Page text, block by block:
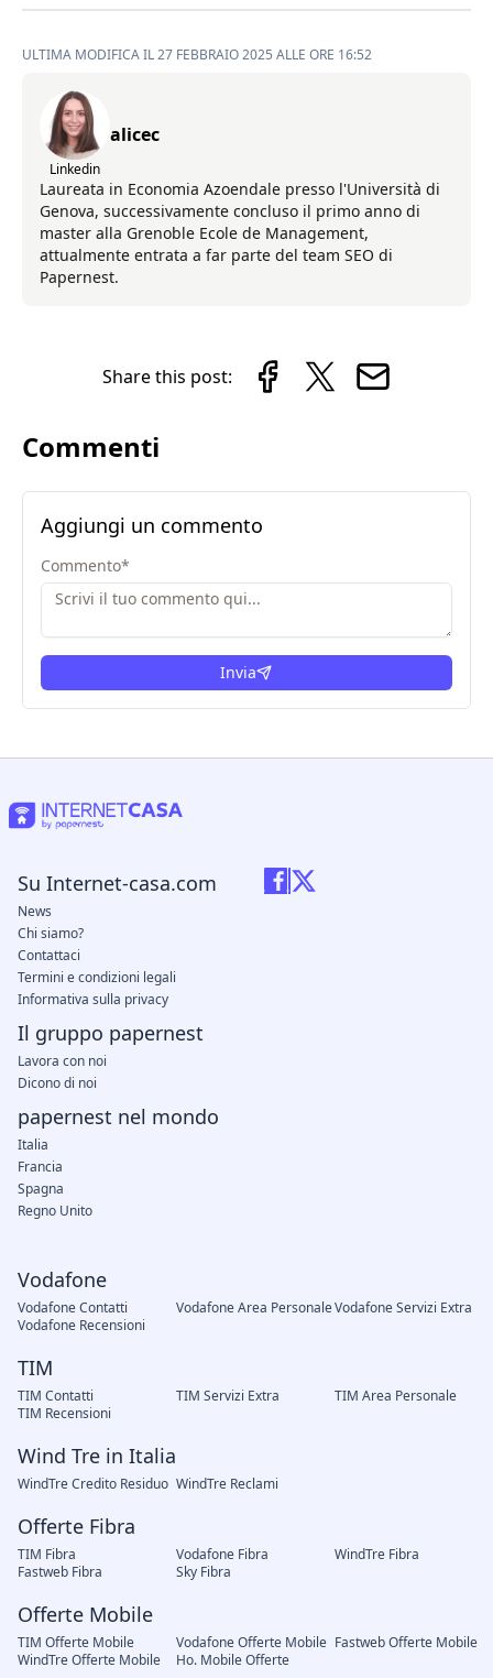
ULTIMA MODIFICA IL 27 FEBBRAIO 2025 ALLE ORE 16:52
Linkedin
alicec
Laureata in Economia Azoendale presso l'Università di
Genova, successivamente concluso il primo anno di
master alla Grenoble Ecole de Management,
attualmente entrata a far parte del team SEO di
Papernest.
Share this post:
Commenti
Aggiungi un commento
Commento*
Invia
Vodafone
Vodafone Contatti Vodafone Area PersonaleVodafone Servizi Extra
Vodafone Recensioni
TIM
TIM Contatti TIM Servizi Extra
TIM Area Personale
TIM Recensioni
Wind Tre in Italia
WindTre Credito Residuo WindTre Reclami
Offerte Fibra
TIM Fibra Vodafone Fibra
WindTre Fibra
Fastweb Fibra
Sky Fibra
Offerte Mobile
TIM Offerte Mobile Vodafone Offerte Mobile Fastweb Offerte Mobile
WindTre Offerte Mobile
Ho. Mobile Offerte
Su Internet-casa.com
News
Chi siamo?
Contattaci
Termini e condizioni legali
Informativa sulla privacy
Il gruppo papernest
Lavora con noi
Dicono di noi
papernest nel mondo
Italia
Francia
Spagna
Regno Unito